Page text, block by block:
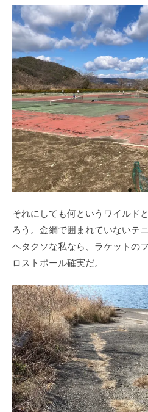
それにしても何というワイルド
ろう。金網で囲まれていないテ
ヘタクソな私なら、ラケットの
ロストボール確実だ。